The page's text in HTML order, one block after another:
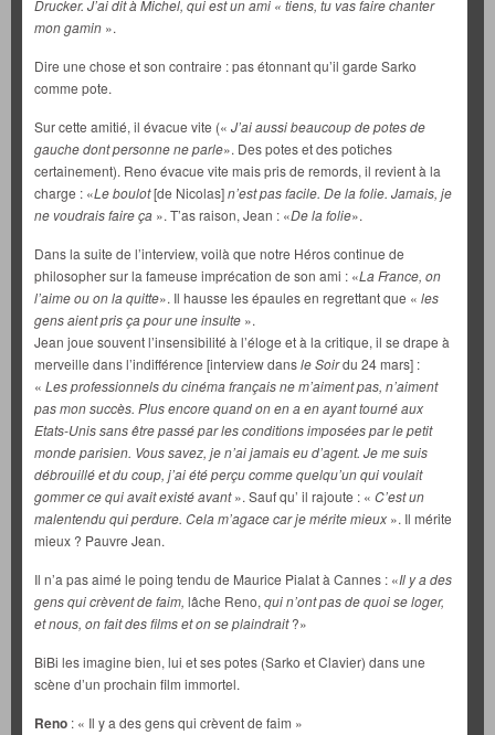
Drucker. J’ai dit à Michel, qui est un ami « tiens, tu vas faire chanter
mon gamin ».
Dire une chose et son contraire : pas étonnant qu’il garde Sarko
comme pote.
Sur cette amitié, il évacue vite (« J’ai aussi beaucoup de potes de
gauche dont personne ne parle». Des potes et des potiches
certainement). Reno évacue vite mais pris de remords, il revient à la
charge : «Le boulot[de Nicolas]n’est pas facile. De la folie. Jamais, je
ne voudrais faire ça ». T’as raison, Jean : «De la folie».
Dans la suite de l’interview, voilà que notre Héros continue de
philosopher sur la fameuse imprécation de son ami : «La France, on
l’aime ou onla quitte». Il hausse les épaules en regrettant que « les
gens aient pris ça pour une insulte ».
Jean joue souvent l’insensibilité à l’éloge et à la critique, il se drape à
merveille dans l’indifférence [interview dansle Soirdu 24 mars] :
« Les professionnels du cinéma français ne m’aiment pas, n’aiment
pas mon succès. Plus encore quand on en a en ayant tourné aux
Etats-Unis sans être passé par les conditions imposées par le petit
monde parisien. Vous savez, je n’ai jamais eu d’agent. Je me suis
débrouillé et du coup, j’ai été perçu comme quelqu’un qui voulait
gommer ce qui avait existé avant». Sauf qu’ il rajoute : « C’est un
malentendu qui perdure. Cela m’agace car je mérite mieux ». Il mérite
mieux ? Pauvre Jean.
Il n’a pas aimé le poing tendu de Maurice Pialat à Cannes : «Il y a des
gens qui crèvent de faim, lâche Reno, qui n’ont pas de quoi se loger,
et nous, on fait des films et on se plaindrait?»
BiBi les imagine bien, lui et ses potes (Sarko et Clavier) dans une
scène d’un prochain film immortel.
Reno : « Il y a des gens qui crèvent de faim »